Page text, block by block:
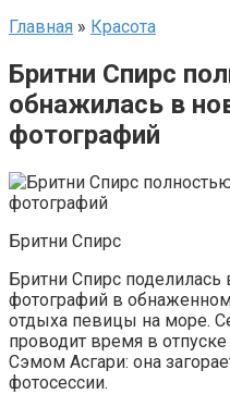
Главная » Красота
Бритни Спирс
обнажилась в
фотографий
Бритни Спирс
Бритни Спирс поделилась
фотографий в
отдыха певицы на море.
проводит время в
Сэмом Асгари: она
фотосессии.